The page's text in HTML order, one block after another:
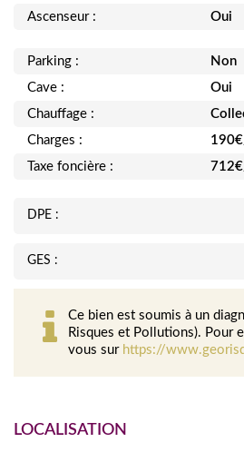
Ascenseur :
Oui
Parking :
Non
Cave :
Oui
Chauffage :
Charges :
Taxe foncière :
DPE :
GES :
Ce bien est soumis à un
Risques et Pollutions). Pour
vous sur https://
LOCALISATION